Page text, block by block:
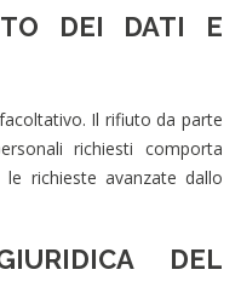
DEI DATI E
Il rifiuto da parte
richiesti comporta
richieste avanzate dallo
DEL